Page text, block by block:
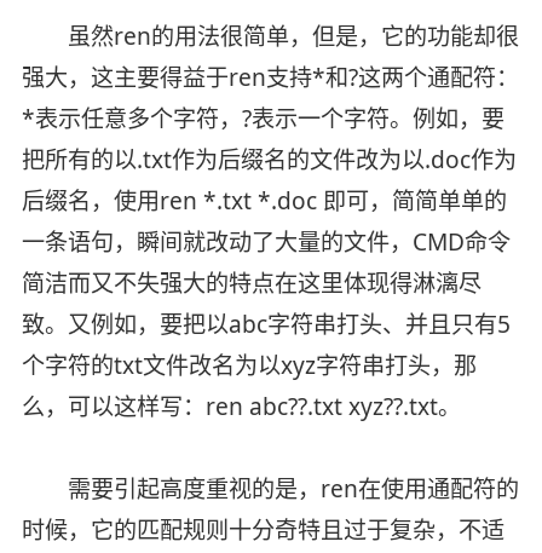
虽然ren的用法很简单，但是，它的功能却很
强大，这主要得益于ren支持*和?这两个通配符：
*表示任意多个字符，?表示一个字符。例如，要
把所有的以.txt作为后缀名的文件改为以.doc作为
后缀名，使用ren *.txt *.doc 即可，简简单单的
一条语句，瞬间就改动了大量的文件，CMD命令
简洁而又不失强大的特点在这里体现得淋漓尽
致。又例如，要把以abc字符串打头、并且只有5
个字符的txt文件改名为以xyz字符串打头，那
么，可以这样写：ren abc??.txt xyz??.txt。
需要引起高度重视的是，ren在使用通配符的
时候，它的匹配规则十分奇特且过于复杂，不适